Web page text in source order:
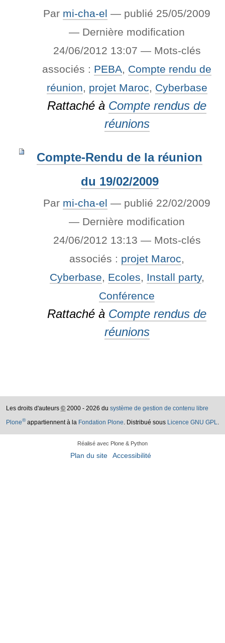
Par mi-cha-el — publié 25/05/2009
— Dernière modification
24/06/2012 13:07 — Mots-clés
associés : PEBA, Compte rendu de
réunion, projet Maroc, Cyberbase
Rattaché à Compte rendus de
réunions
Compte-Rendu de la réunion
du 19/02/2009
Par mi-cha-el — publié 22/02/2009
— Dernière modification
24/06/2012 13:13 — Mots-clés
associés : projet Maroc,
Cyberbase, Ecoles, Install party,
Conférence
Rattaché à Compte rendus de
réunions
Les droits d'auteurs © 2000 - 2026 du système de gestion de contenu libre
Plone®appartiennent à la Fondation Plone . Distribué sous Licence GNU GPL
Réalisé avec Plone & Python
Plan du site Accessibilité